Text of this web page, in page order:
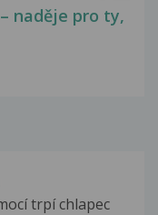
naděje pro ty,
trpí chlapec